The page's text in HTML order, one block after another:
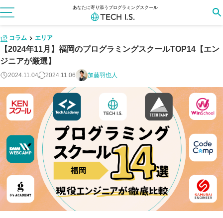
あなたに寄り添うプログラミングスクール
コラム エリア
【2024年11月】福岡のプログラミングスクールTOP14【エン
ジニアが厳選】
2024.11.04 2024.11.06 加藤羽也人